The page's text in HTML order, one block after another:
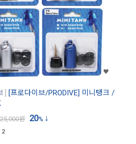
[프로다이브/PRODIVE] 미니탱크 /
25,000원 20%
2